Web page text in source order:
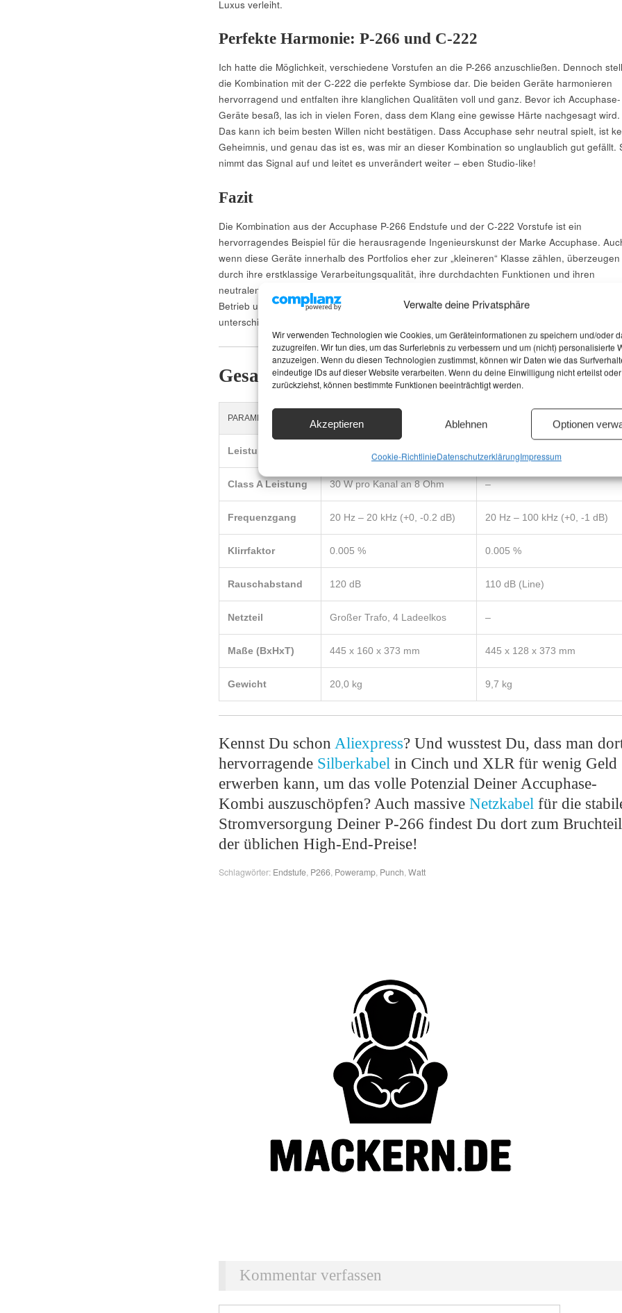
Verwalte deine Privatsphäre
Wir verwenden Technologien wie Cookies, um Geräteinformationen zu speichern und/oder
zuzugreifen. Wir tun dies, um das Surferlebnis zu verbessern und um (nicht) personalisierte
anzuzeigen. Wenn du diesen Technologien zustimmst, können wir Daten wie das
eindeutige IDs auf dieser Website verarbeiten. Wenn du deine Einwilligung nicht erteilst oder
zurückziehst, können bestimmte Funktionen beeinträchtigt werden.
Akzeptieren Ablehnen Optionen
Cookie-RichtlinieDatenschutzerklärungImpressum
Luxus verleiht.
Perfekte Harmonie: P-266 und C-222
Ich hatte die Möglichkeit, verschiedene Vorstufen an die P-266 anzuschließen. Dennoch
die Kombination mit der C-222 die perfekte Symbiose dar. Die beiden Geräte harmonieren
hervorragend und entfalten ihre klanglichen Qualitäten voll und ganz. Bevor ich Accuphase-
Geräte besaß, las ich in vielen Foren, dass dem Klang eine gewisse Härte nachgesagt wird.
Das kann ich beim besten Willen nicht bestätigen. Dass Accuphase sehr neutral spielt, ist
Geheimnis, und genau das ist es, was mir an dieser Kombination so unglaublich gut gefällt.
nimmt das Signal auf und leitet es unverändert weiter – eben Studio-like!
Fazit
Die Kombination aus der Accuphase P-266 Endstufe und der C-222 Vorstufe ist ein
hervorragendes Beispiel für die herausragende Ingenieurskunst der Marke Accuphase.
wenn diese Geräte innerhalb des Portfolios eher zur „kleineren“ Klasse zählen, überzeugen
durch ihre erstklassige Verarbeitungsqualität, ihre durchdachten Funktionen und ihren
neutralen, studioartigen Klang. Die Möglichkeit, die Endstufe zwischen Class A- und Class
Betrieb umzuschalten, bietet Flexibilität und macht die P-266 zu einem vielseitigen Gerät für
unterschiedliche Anwendungen.
Gesamttabelle – Accuphase P-266 & C-222
PARAMETER ACCUPHASE P-266 (ENDSTUFE) ACCUPHASE C-222 (VORSTUFE)
Leistung 130 W / 8 Ohm (Class B)
Class A Leistung 30 W pro Kanal an 8 Ohm –
Frequenzgang 20 Hz – 20 kHz (+0, -0.2 dB) 20 Hz – 100 kHz (+0, -1 dB)
Klirrfaktor 0.005 % 0.005 %
Rauschabstand 120 dB 110 dB (Line)
Netzteil Großer Trafo, 4 Ladeelkos –
Maße (BxHxT) 445 x 160 x 373 mm 445 x 128 x 373 mm
Gewicht 20,0 kg 9,7 kg
Kennst Du schon Aliexpress? Und wusstest Du, dass man
hervorragende Silberkabel in Cinch und XLR für wenig Geld
erwerben kann, um das volle Potenzial Deiner Accuphase-
Kombi auszuschöpfen? Auch massive Netzkabel für die
Stromversorgung Deiner P-266 findest Du dort zum Bruchteil
der üblichen High-End-Preise!
Schlagwörter: Endstufe, P266, Poweramp, Punch,Watt
Kommentar verfassen